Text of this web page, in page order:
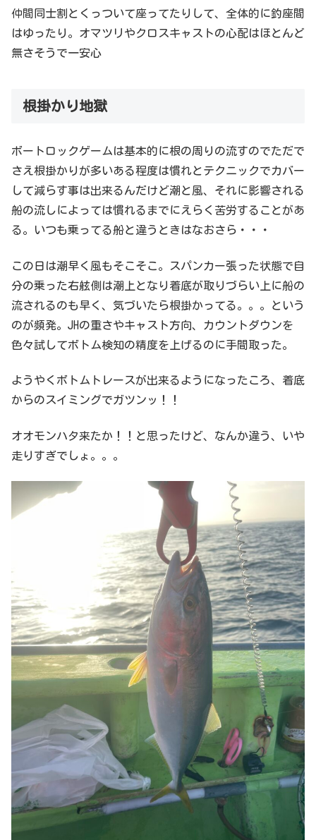
仲間同士割とくっついて座ってたりして、全体的に釣座間
はゆったり。オマツリやクロスキャストの心配はほとんど
無さそうで一安心
根掛かり地獄
ボートロックゲームは基本的に根の周りの流すのでただで
さえ根掛かりが多いある程度は慣れとテクニックでカバー
して減らす事は出来るんだけど潮と風、それに影響される
船の流しによっては慣れるまでにえらく苦労することがあ
る。いつも乗ってる船と違うときはなおさら・・・
この日は潮早く風もそこそこ。スパンカー張った状態で自
分の乗った右舷側は潮上となり着底が取りづらい上に船の
流されるのも早く、気づいたら根掛かってる。。。という
のが頻発。JHの重さやキャスト方向、カウントダウンを
色々試してボトム検知の精度を上げるのに手間取った。
ようやくボトムトレースが出来るようになったころ、着底
からのスイミングでガツンッ！！
オオモンハタ来たか！！と思ったけど、なんか違う、いや
走りすぎでしょ。。。